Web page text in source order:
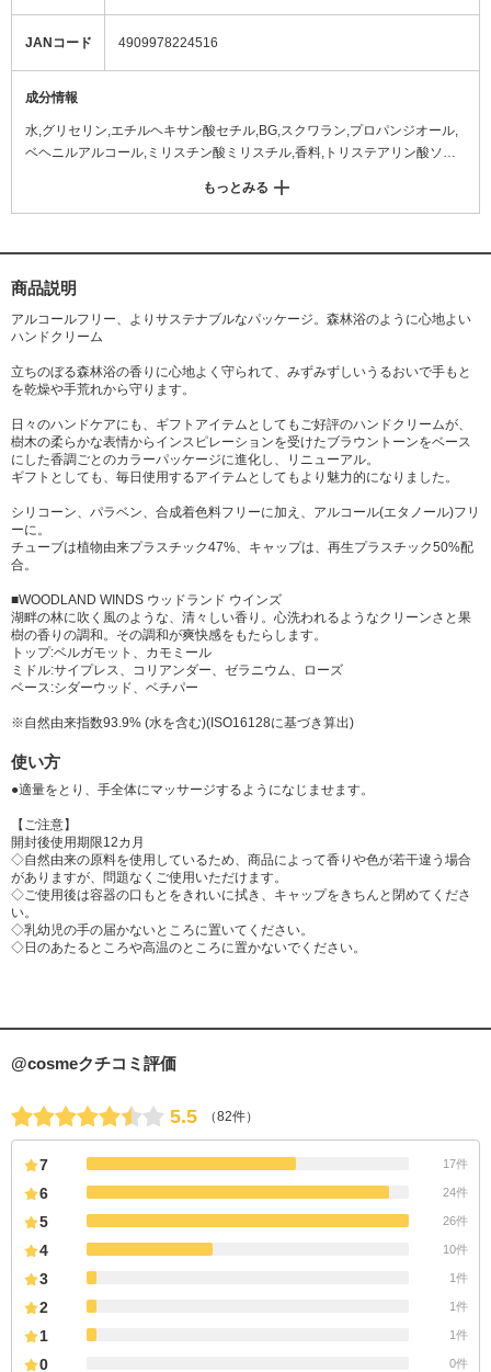
JANコード 4909978224516
成分情報
水,グリセリン,エチルヘキサン酸セチル,BG,スクワラン,プロパンジオール,
ベヘニルアルコール,ミリスチン酸ミリスチル,香料,トリステアリン酸ソル
ジ果皮エキス,イチョウ葉エキス,マンゴスチン樹皮エキス,結晶セルロース,
ステアリルアルコール,ステアリン酸PEG-40,ステアリン酸グリセリル(SE),
酸化Al,ピロ亜硫酸Na,トコフェロール,フェノキシエタノール,酸化チタン,マ
もっとみる
商品説明
アルコールフリー、よりサステナブルなパッケージ。森林浴のように心地よい
ハンドクリーム
立ちのぼる森林浴の香りに心地よく守られて、みずみずしいうるおいで手もと
を乾燥や手荒れから守ります。
日々のハンドケアにも、ギフトアイテムとしてもご好評のハンドクリームが、
樹木の柔らかな表情からインスピレーションを受けたブラウントーンをベース
にした香調ごとのカラーパッケージに進化し、リニューアル。
ギフトとしても、毎日使用するアイテムとしてもより魅力的になりました。
シリコーン、パラベン、合成着色料フリーに加え、アルコール(エタノール)フリ
ーに。
チューブは植物由来プラスチック47%、キャップは、再生プラスチック50%配
合。
■WOODLAND WINDS ウッドランド ウインズ
湖畔の林に吹く風のような、清々しい香り。心洗われるようなクリーンさと果
樹の香りの調和。その調和が爽快感をもたらします。
トップ:ベルガモット、カモミール
ミドル:サイプレス、コリアンダー、ゼラニウム、ローズ
ベース:シダーウッド、ベチパー
※自然由来指数93.9% (水を含む)(ISO16128に基づき算出)
使い方
●適量をとり、手全体にマッサージするようになじませます。
【ご注意】
開封後使用期限12カ月
◇自然由来の原料を使用しているため、商品によって香りや色が若干違う場合
がありますが、問題なくご使用いただけます。
◇ご使用後は容器の口もとをきれいに拭き、キャップをきちんと閉めてくださ
い。
◇乳幼児の手の届かないところに置いてください。
◇日のあたるところや高温のところに置かないでください。
@cosmeクチコミ評価
5.5 （82件）
7 17件
6 24件
5 26件
4 10件
3 1件
2 1件
1 1件
0 0件